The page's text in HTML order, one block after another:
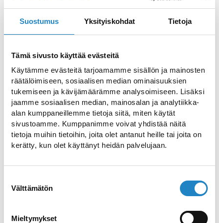
Suostumus Yksityiskohdat Tietoja
Tämä sivusto käyttää evästeitä
Käytämme evästeitä tarjoamamme sisällön ja mainosten
räätälöimiseen, sosiaalisen median ominaisuuksien
tukemiseen ja kävijämäärämme analysoimiseen. Lisäksi
jaamme sosiaalisen median, mainosalan ja analytiikka-
alan kumppaneillemme tietoja siitä, miten käytät
sivustoamme. Kumppanimme voivat yhdistää näitä
tietoja muihin tietoihin, joita olet antanut heille tai joita on
kerätty, kun olet käyttänyt heidän palvelujaan.
valinta
Välttämätön
Mieltymykset
Eissportarena in der Nähe
des Zentrums von
Lappeenranta
Genießen Sie Eishockey, Eiskunstlauf und
all die anderen Eissportarten das ganze
Jahr über in Lappeenranta. Die UK Arena
befindet sich im Rennpark von
Lappeenranta, direkt neben zwei
Eisbahnen und einer Kunsteisbahn im
Freien, die von der Stadt Lappeenranta
unterhalten wird.